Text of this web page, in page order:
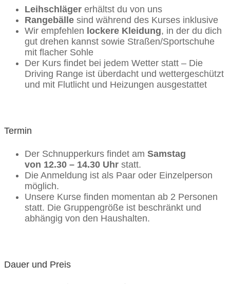
Leihschläger erhältst du von uns
Rangebälle sind während des Kurses inklusive
Wir empfehlen lockere Kleidung, in der du dich
gut drehen kannst sowie Straßen/Sportschuhe
mit flacher Sohle
Der Kurs findet bei jedem Wetter statt – Die
Driving Range ist überdacht und wettergeschützt
und mit Flutlicht und Heizungen ausgestattet
Termin
Der Schnupperkurs findet am Samstag
von 12.30 – 14.30 Uhr statt.
Die Anmeldung ist als Paar oder Einzelperson
möglich.
Unsere Kurse finden momentan ab 2 Personen
statt. Die Gruppengröße ist beschränkt und
abhängig von den Haushalten.
Dauer und Preis